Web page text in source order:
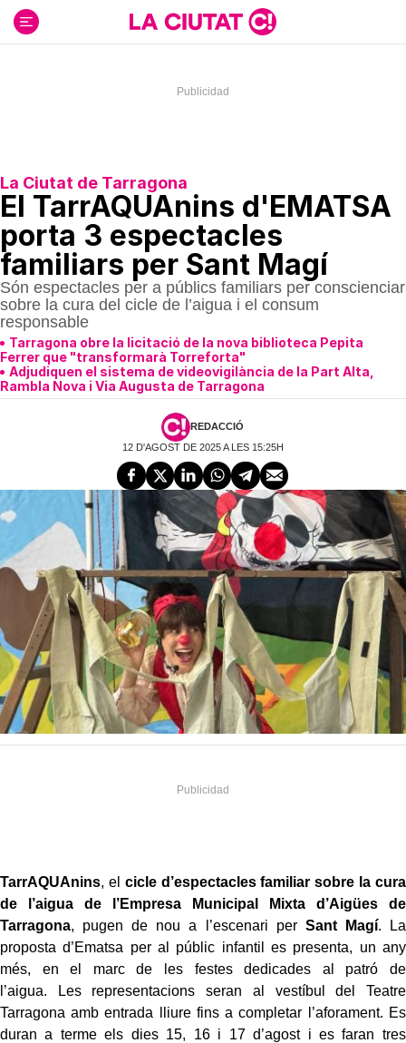
contenido
La Ciutat de Tarragona
El TarrAQUAnins d'EMATSA
porta 3 espectacles
familiars per Sant Magí
Són espectacles per a públics familiars per conscienciar
sobre la cura del cicle de l’aigua i el consum
responsable
Tarragona obre la licitació de la nova biblioteca Pepita
Ferrer que "transformarà Torreforta"
Adjudiquen el sistema de videovigilància de la Part Alta,
Rambla Nova i Via Augusta de Tarragona
REDACCIÓ
12 D'AGOST DE 2025 A LES 15:25H
TarrAQUAnins, el cicle d’espectacles familiar sobre la cura
de l’aigua de l’Empresa Municipal Mixta d’Aigües de
Tarragona, pugen de nou a l’escenari per Sant Magí. La
proposta d’Ematsa per al públic infantil es presenta, un any
més, en el marc de les festes dedicades al patró de
l’aigua. Les representacions seran al vestíbul del Teatre
Tarragona amb entrada lliure fins a completar l’aforament. Es
duran a terme els dies 15, 16 i 17 d’agost i es faran tres